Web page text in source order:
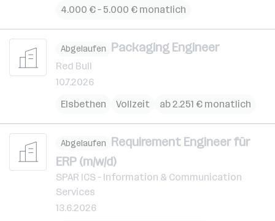
4.000 € – 5.000 € monatlich
Abgelaufen Packaging Engineer
Red Bull
10.7.2026
Elsbethen
Vollzeit ab 2.251 € monatlich
Abgelaufen Requirement Engineer für
ERP (m/w/d)
SPAR ICS – Information & Communication
Services
13.6.2026